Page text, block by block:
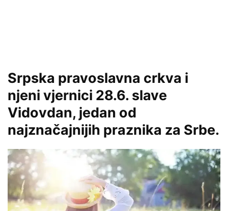
Srpska pravoslavna crkva i
njeni vjernici 28.6. slave
Vidovdan, jedan od
najznačajnijih praznika za Srbe.